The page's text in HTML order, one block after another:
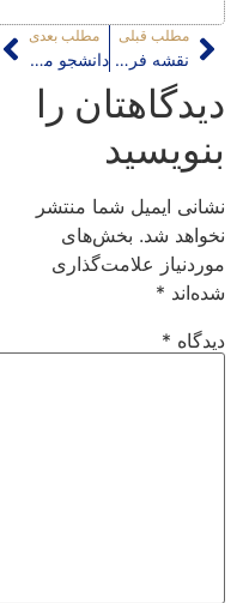
مطلب قبلی
نقشه فرهنگی -کالبدی قناتهای تهران
مطلب بعدی
دانشجو محوری و افت کیفیت آموزش معماری
دیدگاهتان را
بنویسید
نشانی ایمیل شما منتشر
نخواهد شد. بخش‌های
موردنیاز علامت‌گذاری
شده‌اند *
دیدگاه *